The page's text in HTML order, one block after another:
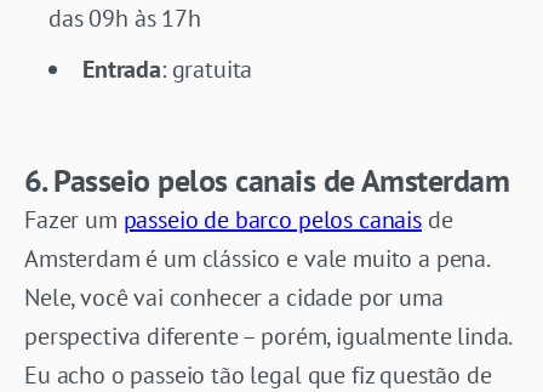
das 09h às 17h
Entrada: gratuita
6. Passeio pelos canais de Amsterdam
Fazer um passeio de barco pelos canaisde
Amsterdam é um clássico e vale muito a pena.
Nele, você vai conhecer a cidade por uma
perspectiva diferente – porém, igualmente linda.
Eu acho o passeio tão legal que fiz questão de